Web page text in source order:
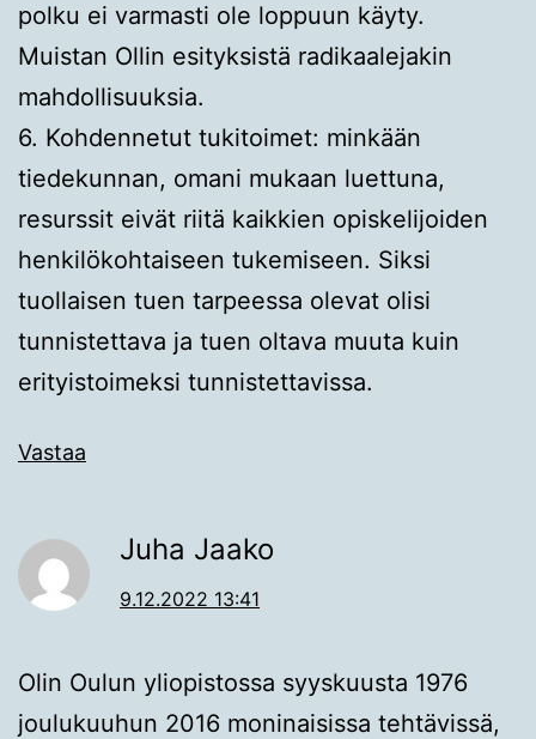
polku ei varmasti ole loppuun käyty.
Muistan Ollin esityksistä radikaalejakin
mahdollisuuksia.
6. Kohdennetut tukitoimet: minkään
tiedekunnan, omani mukaan luettuna,
resurssit eivät riitä kaikkien opiskelijoiden
henkilökohtaiseen tukemiseen. Siksi
tuollaisen tuen tarpeessa olevat olisi
tunnistettava ja tuen oltava muuta kuin
erityistoimeksi tunnistettavissa.
Vastaa
Juha Jaako
9.12.2022 13:41
Olin Oulun yliopistossa syyskuusta 1976
joulukuuhun 2016 moninaisissa tehtävissä,